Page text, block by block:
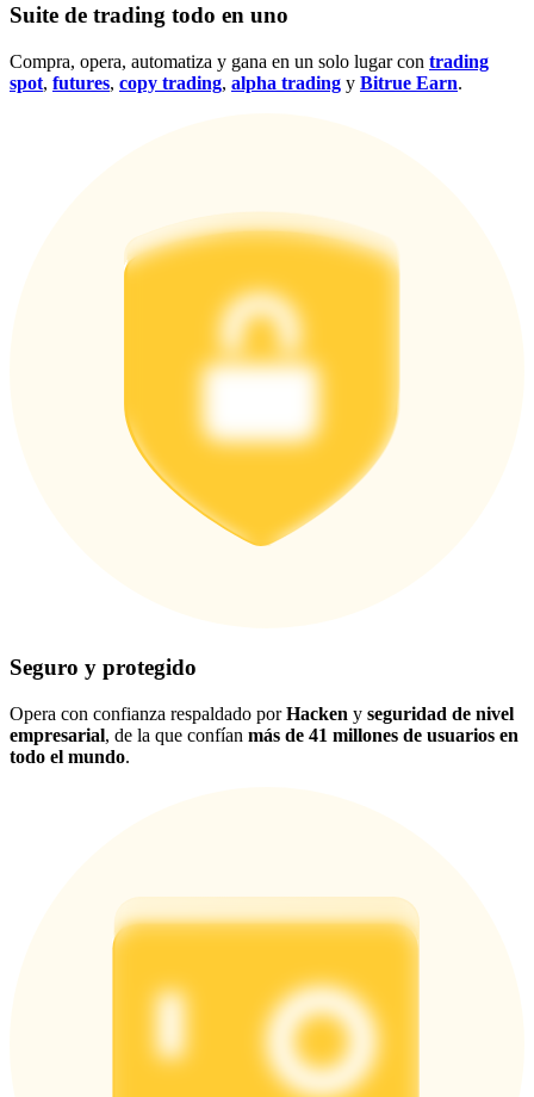
Suite de trading todo en uno
Compra, opera, automatiza y gana en un solo lugar con trading
spot, futures, copy trading, alpha trading y Bitrue Earn.
Seguro y protegido
Opera con confianza respaldado porHacken y seguridad de nivel
empresarial, de la que confían más de 41 millones de usuarios en
todo el mundo.